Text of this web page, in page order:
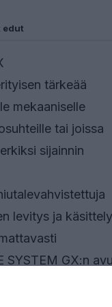
edut
tärkeää
mekaaniselle
tai joissa
sijainnin
levitys ja
SYSTEM GX:n
ja nopeasti
voidaan suorittaa